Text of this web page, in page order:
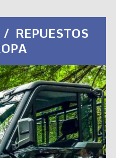
REPUESTOS